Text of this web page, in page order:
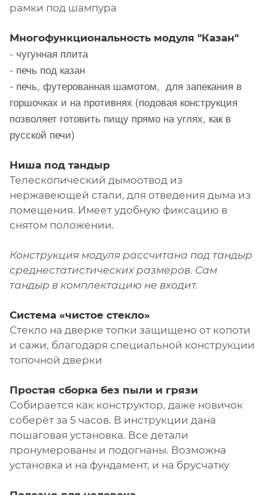
рамки под шампура
Многофункциональность модуля "Казан"
- чугунная плита
- печь под казан
- печь, футерованная шамотом, для запекания в
горшочках и на противнях (подовая конструкция
позволяет готовить пищу прямо на углях, как в
русской печи)
Ниша под тандыр
Телескопический дымоотвод из
нержавеющей стали, для отведения дыма из
помещения. Имеет удобную фиксацию в
снятом положении.
Конструкция модуля рассчитана под тандыр
среднестатистических размеров. Сам
тандыр в комплектацию не входит.
Система «чистое стекло»
Стекло на дверке топки защищено от копоти
и сажи, благодаря специальной конструкции
топочной дверки
Простая сборка без пыли и грязи
Собирается как конструктор, даже новичок
соберёт за 5 часов. В инструкции дана
пошаговая установка. Все детали
пронумерованы и подогнаны. Возможна
установка и на фундамент, и на брусчатку